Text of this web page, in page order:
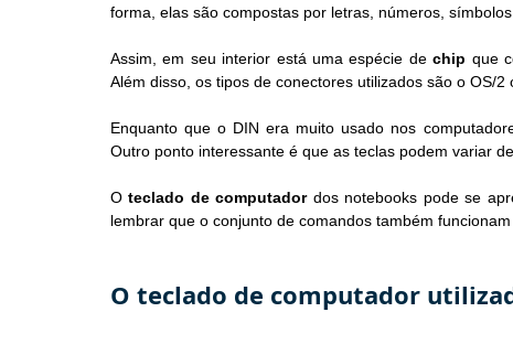
forma, elas são compostas por letras, números,
Assim, em seu interior está uma espécie de chip que
Além disso, os tipos de conectores utilizados são o OS/2
Enquanto que o DIN era muito usado nos
Outro ponto interessante é que as teclas podem variar
O teclado de computador dos notebooks pode se
lembrar que o conjunto de comandos também
O teclado de computador